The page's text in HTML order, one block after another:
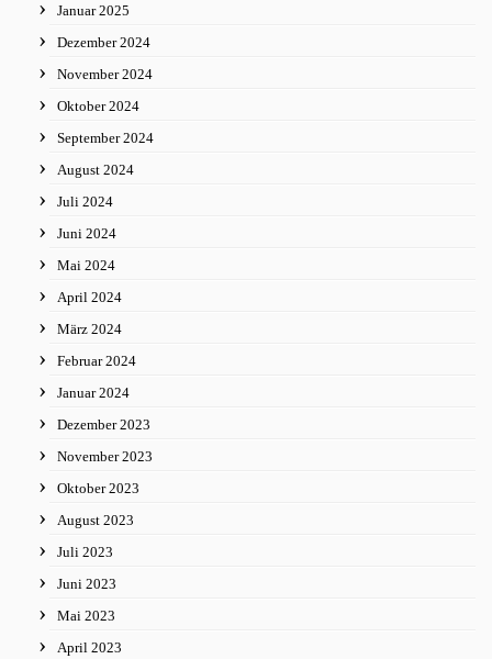
Januar 2025
Dezember 2024
November 2024
Oktober 2024
September 2024
August 2024
Juli 2024
Juni 2024
Mai 2024
April 2024
März 2024
Februar 2024
Januar 2024
Dezember 2023
November 2023
Oktober 2023
August 2023
Juli 2023
Juni 2023
Mai 2023
April 2023